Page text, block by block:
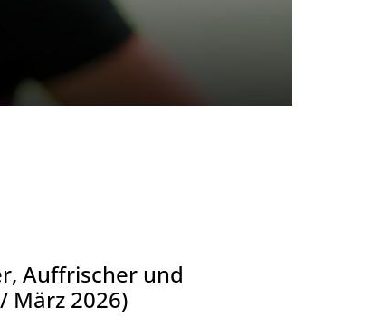
Auffrischer und
März 2026)